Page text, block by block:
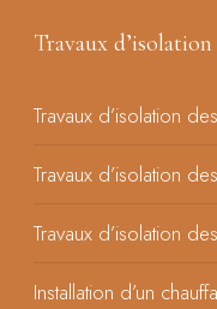
Travaux
Travaux d’isolation
Travaux d’isolation
Travaux d’isolation
Installation d’un